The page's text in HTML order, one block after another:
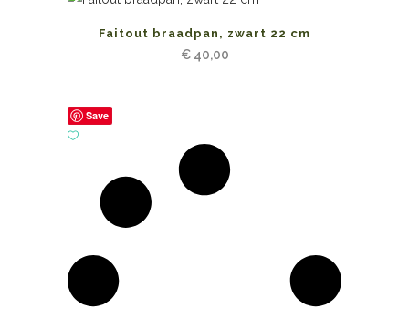
Faitout braadpan, zwart 22 cm
€40,00
Save